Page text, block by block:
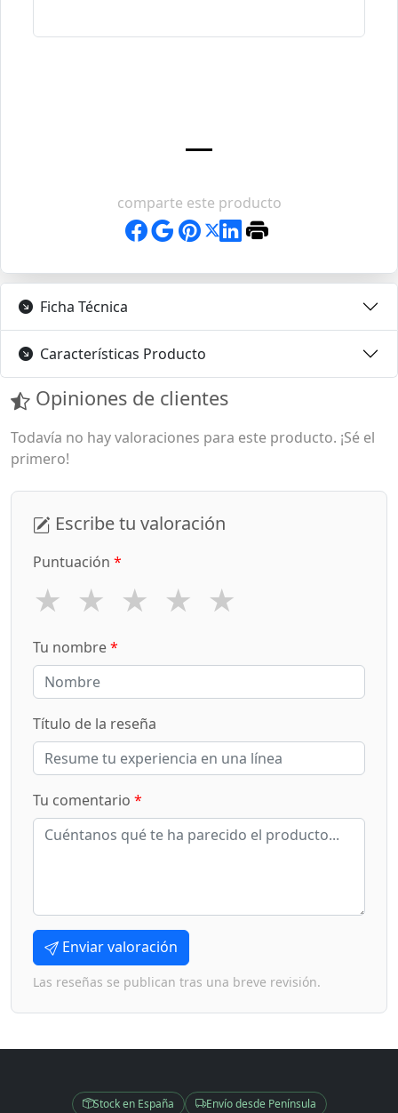
comparte este producto
Ficha Técnica
Características Producto
Opiniones de clientes
Todavía no hay valoraciones para este producto. ¡Sé el
primero!
Escribe tu valoración
Puntuación *
★ ★ ★ ★ ★
Tu nombre*
Título de la reseña
Tu comentario *
Enviar valoración
Las reseñas se publican tras una breve revisión.
Stock en España
Envío desde Península